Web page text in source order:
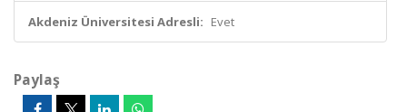
Akdeniz Üniversitesi Adresli: Evet
Paylaş